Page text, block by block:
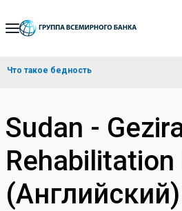
Skip
Navigation
Что такое бедность
Sudan -
(Английский)